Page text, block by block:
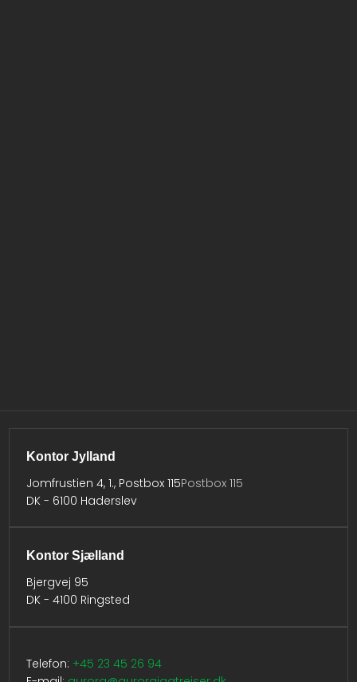
Kontor Jylland
Jomfrustien 4, 1., Postbox 115Postbox 115
DK - 6100 Haderslev​
Kontor Sjælland
Bjergvej 95
DK - 4100 Ringsted
Telefon: +45 23 45 26 94